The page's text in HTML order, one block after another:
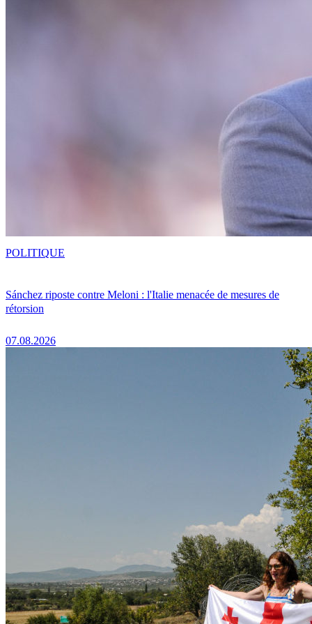
Sánchez riposte contre Meloni : l'Italie menacée de mesures de
rétorsion
07.08.2026
POLITIQUE